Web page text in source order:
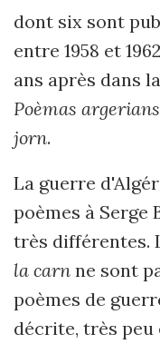
dont six sont
entre 1958 et
ans après dans
Poèmas
jorn.
La guerre
poèmes à Serge
très différentes.
la carn ne sont
poèmes de
décrite, très peu